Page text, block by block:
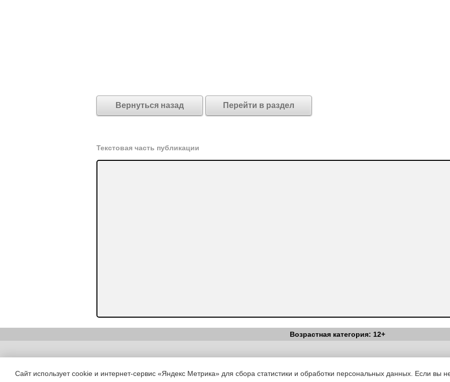
Вернуться назад Перейти в раздел
Текстовая часть публикации
Возрастная категория: 12+
Copyright (c) |Вестник Педагога|Об издании|Условия|Политика
Сайт использует cookie и интернет-сервис «Яндекс Метрика» для сбора статистики и обработки персональных данных. Если вы